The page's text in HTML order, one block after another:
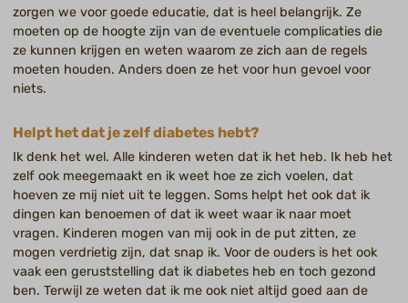
zorgen we voor goede educatie, dat is heel belangrijk. Ze
moeten op de hoogte zijn van de eventuele complicaties die
ze kunnen krijgen en weten waarom ze zich aan de regels
moeten houden. Anders doen ze het voor hun gevoel voor
niets.
Helpt het dat je zelf diabetes hebt?
Ik denk het wel. Alle kinderen weten dat ik het heb. Ik heb het
zelf ook meegemaakt en ik weet hoe ze zich voelen, dat
hoeven ze mij niet uit te leggen. Soms helpt het ook dat ik
dingen kan benoemen of dat ik weet waar ik naar moet
vragen. Kinderen mogen van mij ook in de put zitten, ze
mogen verdrietig zijn, dat snap ik. Voor de ouders is het ook
vaak een geruststelling dat ik diabetes heb en toch gezond
ben. Terwijl ze weten dat ik me ook niet altijd goed aan de